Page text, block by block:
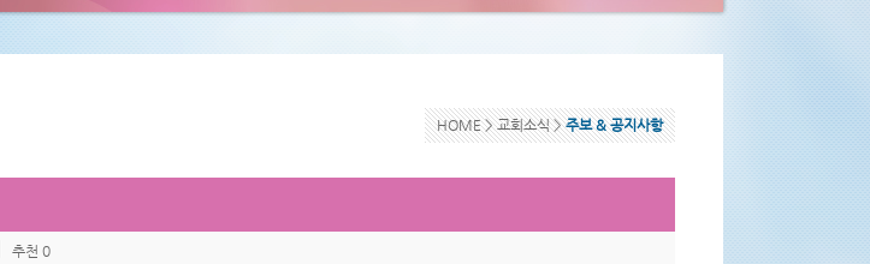
HOME >교회소식>주보 & 공지사항
추천 0